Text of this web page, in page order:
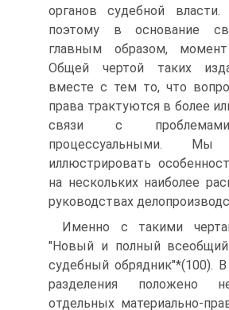
органов судебной
поэтому в основание
главным образом, момент
Общей чертой таких
вместе с тем то, что
права трактуются в более
связи с
процессуальными. Мы
иллюстрировать
на нескольких наиболее
руководствах
Именно с такими
"Новый и полный всеобщий
судебный обрядник"*(100).
разделения положено
отдельных материально-